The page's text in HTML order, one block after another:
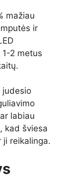
mažiau
ir
2 metus
judesio
labiau
kad šviesa
reikalinga.